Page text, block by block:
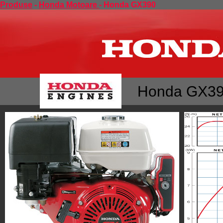
Honda
Produse - Honda Motoare - Honda GX390